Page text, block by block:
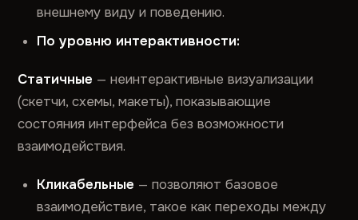
внешнему виду и поведению.
По уровню интерактивности:
Статичные — неинтерактивные визуализации
(скетчи, схемы, макеты), показывающие
состояния интерфейса без возможности
взаимодействия.
Кликабельные — позволяют базовое
взаимодействие, такое как переходы между